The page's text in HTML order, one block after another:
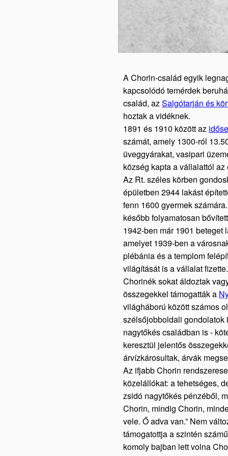
A Chorin-család egyik
kapcsolódó temérdek
család, azSalgótarján és
hoztak a vidéknek.
1891 és 1910 között az
számát, amely 1300-ról
üveggyárakat, vasipari
község kapta a vállalattól
Az Rt. széles körben
épületben 2944 lakást
fenn 1600 gyermek
később folyamatosan
1942-ben már 1901 beteget
amelyet 1939-ben a
plébánia és a templom
világítását is a vállalat
Chorinék sokat áldoztak
összegekkel támogatták a
világháború között számos
szélsőjobboldali gondolatok
nagytőkés családban is -
keresztül jelentős
árvízkárosultak, árvák
Az ifjabb Chorin
közelállókat: a tehetséges,
zsidó nagytőkés pénzéből,
Chorin, mindig Chorin,
vele. Ő adva van.” Nem
támogatottja a szintén
komoly bajban lett volna